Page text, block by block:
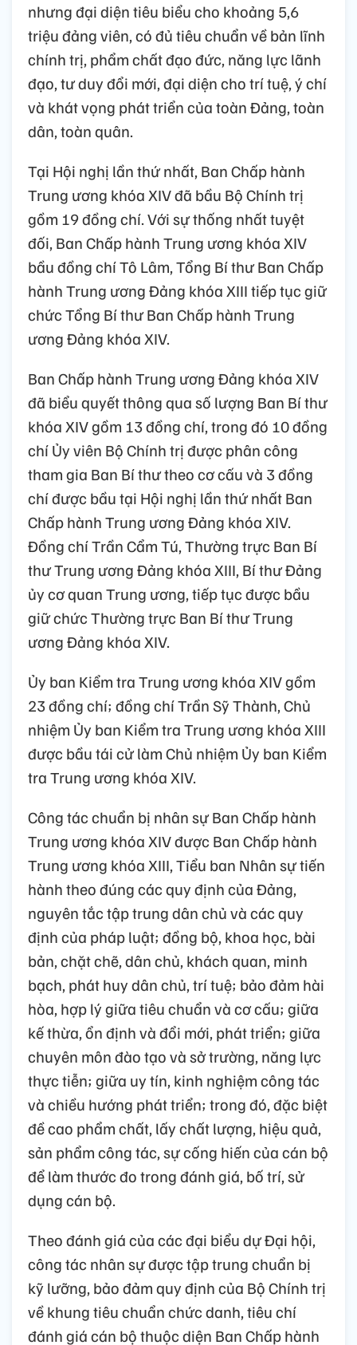
Cùng với công tác Văn kiện, các đại biểu
nhận định công tác chuẩn bị nhân sự công
phu, chặt chẽ đã góp phần làm nên thành
công của Đại hội lần thứ XIV. Đại hội đã bầu
ra Ban Chấp hành Trung ương Đảng khóa
XIV gồm 200 đồng chí, trong đó có 180 Ủy
viên chính thức và 20 Ủy viên dự khuyết,
nhưng đại diện tiêu biểu cho khoảng 5,6
triệu đảng viên, có đủ tiêu chuẩn về bản lĩnh
chính trị, phẩm chất đạo đức, năng lực lãnh
đạo, tư duy đổi mới, đại diện cho trí tuệ, ý chí
và khát vọng phát triển của toàn Đảng, toàn
dân, toàn quân.
Tại Hội nghị lần thứ nhất, Ban Chấp hành
Trung ương khóa XIV đã bầu Bộ Chính trị
gồm 19 đồng chí. Với sự thống nhất tuyệt
đối, Ban Chấp hành Trung ương khóa XIV
bầu đồng chí Tô Lâm, Tổng Bí thư Ban Chấp
hành Trung ương Đảng khóa XIII tiếp tục giữ
chức Tổng Bí thư Ban Chấp hành Trung
ương Đảng khóa XIV.
Ban Chấp hành Trung ương Đảng khóa XIV
đã biểu quyết thông qua số lượng Ban Bí thư
khóa XIV gồm 13 đồng chí, trong đó 10 đồng
chí Ủy viên Bộ Chính trị được phân công
tham gia Ban Bí thư theo cơ cấu và 3 đồng
chí được bầu tại Hội nghị lần thứ nhất Ban
Chấp hành Trung ương Đảng khóa XIV.
Đồng chí Trần Cẩm Tú, Thường trực Ban Bí
thư Trung ương Đảng khóa XIII, Bí thư Đảng
ủy cơ quan Trung ương, tiếp tục được bầu
ương Đảng khóa XIV.
Ủy ban Kiểm tra Trung ương khóa XIV gồm
23 đồng chí; đồng chí Trần Sỹ Thành, Chủ
nhiệm Ủy ban Kiểm tra Trung ương khóa XIII
được bầu tái cử làm Chủ nhiệm Ủy ban Kiểm
tra Trung ương khóa XIV.
Công tác chuẩn bị nhân sự Ban Chấp hành
Trung ương khóa XIV được Ban Chấp hành
Trung ương khóa XIII, Tiểu ban Nhân sự tiến
hành theo đúng các quy định của Đảng,
nguyên tắc tập trung dân chủ và các quy
định của pháp luật; đồng bộ, khoa học, bài
bản, chặt chẽ, dân chủ, khách quan, minh
bạch, phát huy dân chủ, trí tuệ; bảo đảm hài
hòa, hợp lý giữa tiêu chuẩn và cơ cấu; giữa
kế thừa, ổn định và đổi mới, phát triển; giữa
chuyên môn đào tạo và sở trường, năng lực
thực tiễn; giữa uy tín, kinh nghiệm công tác
và chiều hướng phát triển; trong đó, đặc biệt
đề cao phẩm chất, lấy chất lượng, hiệu quả,
sản phẩm công tác, sự cống hiến của cán bộ